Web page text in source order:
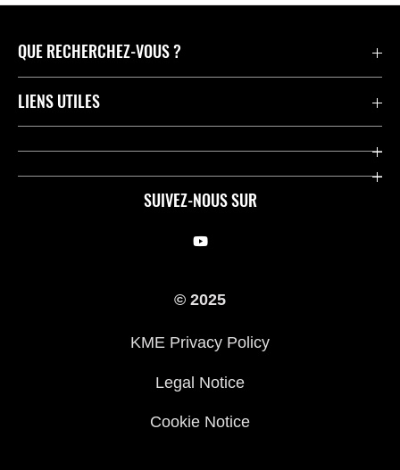
SUIVEZ-NOUS SUR
QUE RECHERCHEZ-VOUS ?
Motos
Compétition
LIENS UTILES
Press
© 2025
KME Privacy Policy
Legal Notice
Cookie Notice